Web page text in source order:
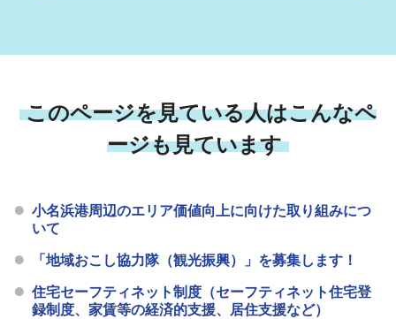
このページを見ている人はこんなペ
ージも見ています
小名浜港周辺のエリア価値向上に向けた取り組みにつ
いて
「地域おこし協力隊（観光振興）」を募集します！
住宅セーフティネット制度（セーフティネット住宅登
録制度、家賃等の経済的支援、居住支援など）